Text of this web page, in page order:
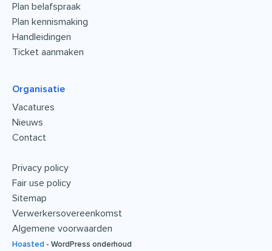
Plan belafspraak
Plan kennismaking
Handleidingen
Ticket aanmaken
Organisatie
Vacatures
Nieuws
Contact
Privacy policy
Fair use policy
Sitemap
Verwerkersovereenkomst
Algemene voorwaarden
Hoasted - WordPress onderhoud